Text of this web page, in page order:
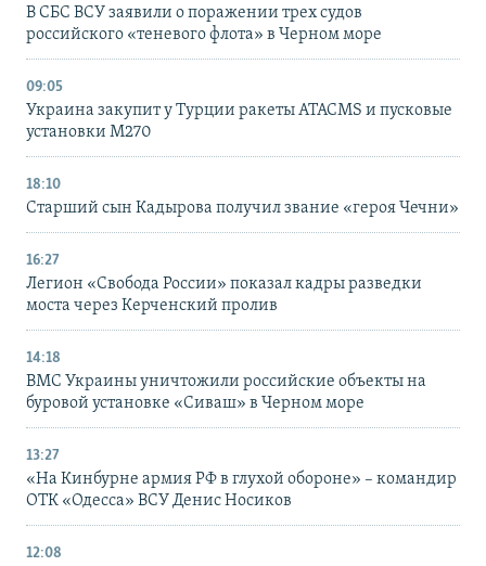
В СБС ВСУ заявили о поражении трех судов
российского «теневого флота» в Черном море
09:05
Украина закупит у Турции ракеты ATACMS и пусковые
установки M270
18:10
Старший сын Кадырова получил звание «героя Чечни»
16:27
Легион «Свобода России» показал кадры разведки
моста через Керченский пролив
14:18
ВМС Украины уничтожили российские объекты на
буровой установке «Сиваш» в Черном море
13:27
«На Кинбурне армия РФ в глухой обороне» – командир
ОТК «Одесса» ВСУ Денис Носиков
12:08